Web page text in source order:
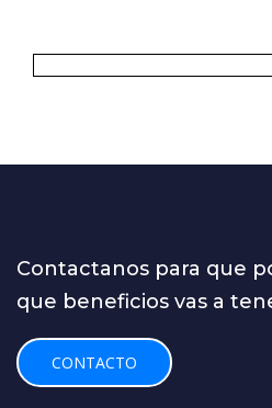
Contactanos para que
que beneficios vas a
CONTACTO